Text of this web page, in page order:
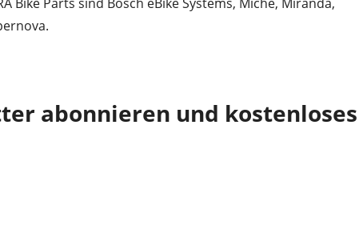
abonnieren und kostenloses